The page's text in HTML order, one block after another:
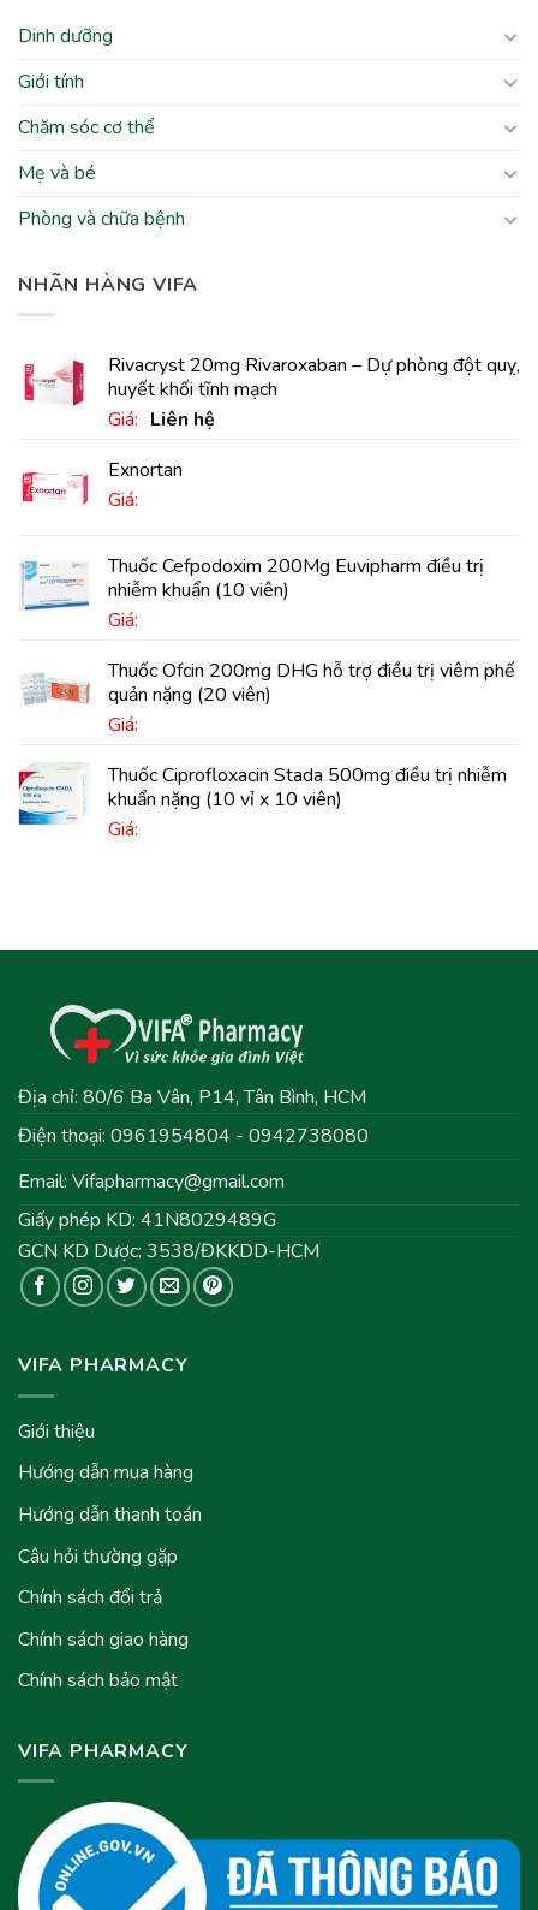
Dinh dưỡng
Giới tính
Chăm sóc cơ thể
Mẹ và bé
Phòng và chữa bệnh
NHÃN HÀNG VIFA
Rivacryst 20mg Rivaroxaban – Dự phòng đột quỵ,
huyết khối tĩnh mạch
Giá: Liên hệ
Exnortan
Giá:
Thuốc Cefpodoxim 200Mg Euvipharm điều trị
nhiễm khuẩn (10 viên)
Giá:
Thuốc Ofcin 200mg DHG hỗ trợ điều trị viêm phế
quản nặng (20 viên)
Giá:
Thuốc Ciprofloxacin Stada 500mg điều trị nhiễm
khuẩn nặng (10 vỉ x 10 viên)
Giá:
Địa chỉ: 80/6 Ba Vân, P14, Tân Bình, HCM
Điện thoại: 0961954804 - 0942738080
Email: Vifapharmacy@gmail.com
Giấy phép KD: 41N8029489G
GCN KD Dược: 3538/ĐKKDD-HCM
VIFA PHARMACY
Giới thiệu
Hướng dẫn mua hàng
Hướng dẫn thanh toán
Câu hỏi thường gặp
Chính sách đổi trả
Chính sách giao hàng
Chính sách bảo mật
VIFA PHARMACY